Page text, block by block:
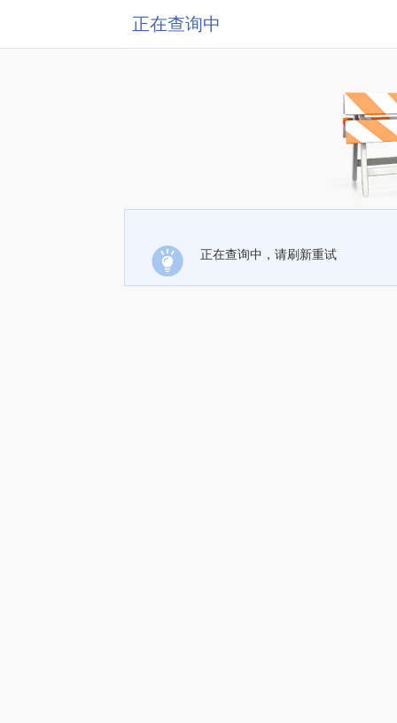
正在查询中
正在查询中，请刷新重试